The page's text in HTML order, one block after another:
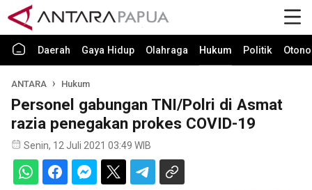
Daerah Gaya Hidup Olahraga Hukum Politik
ANTARA Hukum
Personel gabungan TNI/Polri di Asmat
razia penegakan prokes COVID-19
Senin, 12 Juli 2021 03:49 WIB